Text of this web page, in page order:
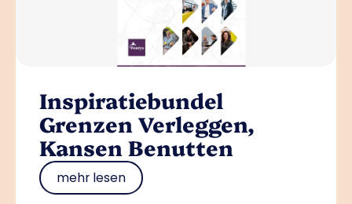
Inspiratiebundel
Grenzen Verleggen,
Kansen Benutten
mehr lesen